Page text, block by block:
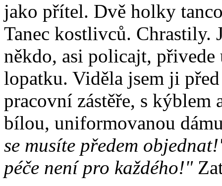
jako přítel. Dvě holky
Tanec kostlivců. Chrastily.
někdo, asi policajt, přivede
lopatku. Viděla jsem ji
pracovní zástěře, s kýblem
bílou, uniformovanou
se musíte předem
péče není pro každého!"